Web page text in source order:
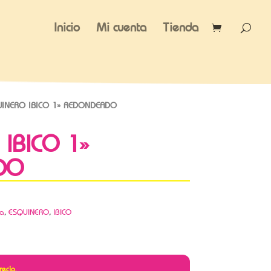
Inicio Mi cuenta Tienda
IBICO 1» REDONDEADO
1»
, ESQUINERO, IBICO